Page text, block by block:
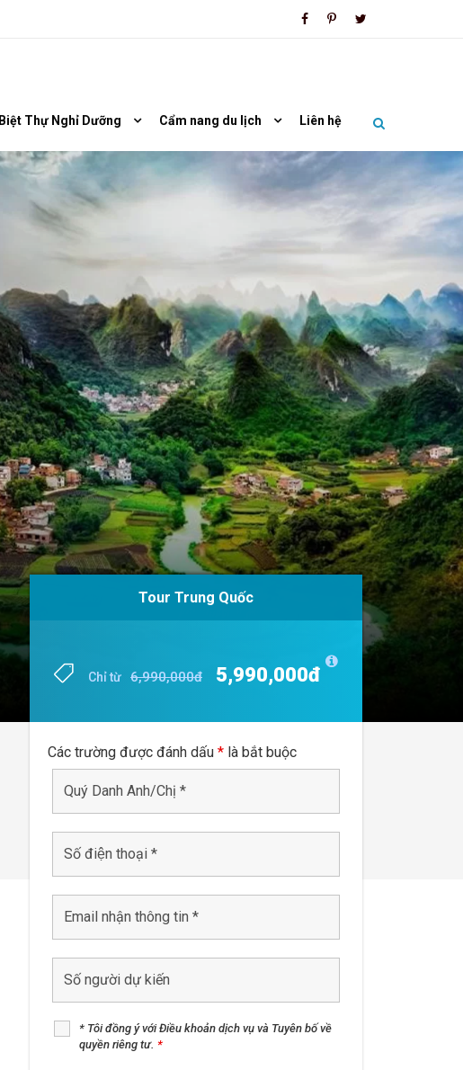
Biệt Thự Nghỉ Dưỡng Cẩm nang du lịch Liên hệ
Tour Trung Quốc
Chỉ từ 6,990,000đ 5,990,000đ
Tour Trung Quốc
Chỉ từ 6,990,000đ 5,990,000đ
Các trường được đánh dấu * là bắt buộc
* Tôi đồng ý với Điều khoản dịch vụ và Tuyên bố về
quyền riêng tư. *